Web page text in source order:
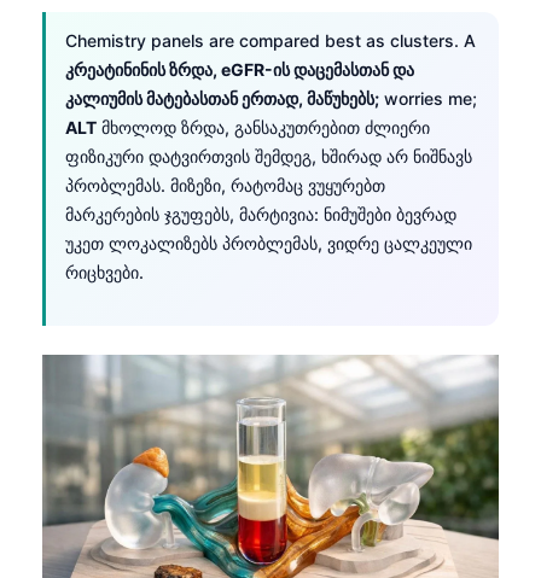
Chemistry panels are compared best as clusters. A
კრეატინინის ზრდა, eGFR-ის დაცემასთან და
კალიუმის მატებასთან ერთად, მაწუხებს; worries me;
ALT მხოლოდ ზრდა, განსაკუთრებით ძლიერი
ფიზიკური დატვირთვის შემდეგ, ხშირად არ ნიშნავს
პრობლემას. მიზეზი, რატომაც ვუყურებთ
მარკერების ჯგუფებს, მარტივია: ნიმუშები ბევრად
უკეთ ლოკალიზებს პრობლემას, ვიდრე ცალკეული
რიცხვები.
فارسی
Български
Dansk
Nederlands
हिन्दी
Bahasa Indonesia
Íslenska
Српски језик
Svenska
Bosanski
Azərbaycan dili
Eesti
日本語